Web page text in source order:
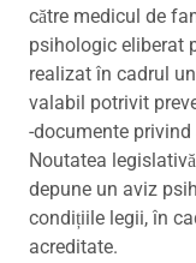
către medicul de
psihologic eliberat
realizat în cadrul
valabil potrivit
-documente
Noutatea
depune un aviz
condițiile legii, în
acreditate.